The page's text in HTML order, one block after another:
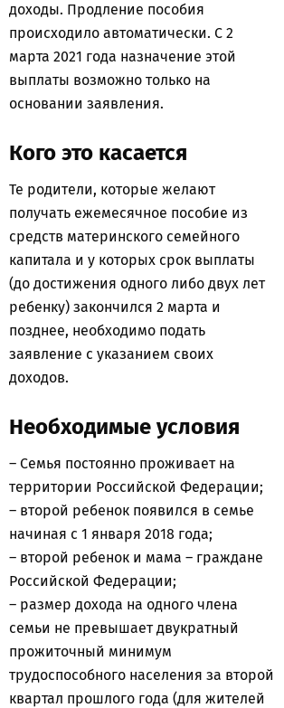
доходы. Продление пособия
происходило автоматически. С 2
марта 2021 года назначение этой
выплаты возможно только на
основании заявления.
Кого это касается
Те родители, которые желают
получать ежемесячное пособие из
средств материнского семейного
капитала и у которых срок выплаты
(до достижения одного либо двух лет
ребенку) закончился 2 марта и
позднее, необходимо подать
заявление с указанием своих
доходов.
Необходимые условия
– Семья постоянно проживает на
территории Российской Федерации;
– второй ребенок появился в семье
начиная с 1 января 2018 года;
– второй ребенок и мама – граждане
Российской Федерации;
– размер дохода на одного члена
семьи не превышает двукратный
прожиточный минимум
трудоспособного населения за второй
квартал прошлого года (для жителей